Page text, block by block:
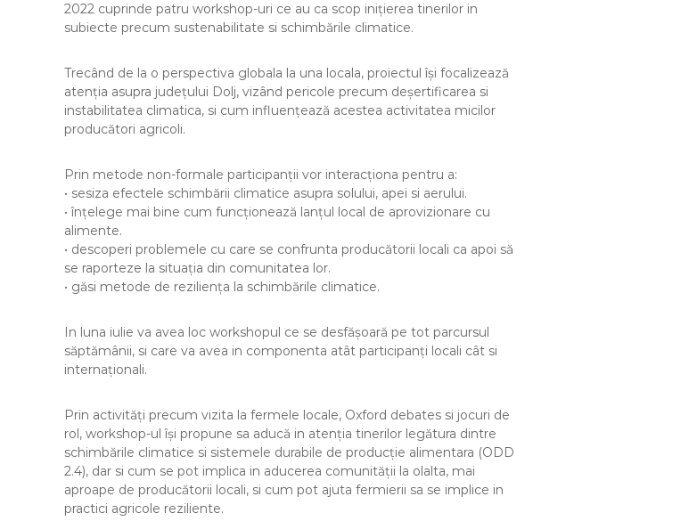
2022 cuprinde patru workshop-uri ce au ca scop inițierea tinerilor in
subiecte precum sustenabilitate si schimbările climatice.
Trecând de la o perspectiva globala la una locala, proiectul își focalizează
atenția asupra județului Dolj, vizând pericole precum deșertificarea si
instabilitatea climatica, si cum influențează acestea activitatea micilor
producători agricoli.
Prin metode non-formale participanții vor interacționa pentru a:
• sesiza efectele schimbării climatice asupra solului, apei si aerului.
• înțelege mai bine cum funcționează lanțul local de aprovizionare cu
alimente.
• descoperi problemele cu care se confrunta producătorii locali ca apoi să
se raporteze la situația din comunitatea lor.
• găsi metode de reziliența la schimbările climatice.
In luna iulie va avea loc workshopul ce se desfășoară pe tot parcursul
săptămânii, si care va avea in componenta atât participanți locali cât si
internaționali.
Prin activități precum vizita la fermele locale, Oxford debates si jocuri de
rol, workshop-ul își propune sa aducă in atenția tinerilor legătura dintre
schimbările climatice si sistemele durabile de producție alimentara (ODD
2.4), dar si cum se pot implica in aducerea comunității la olalta, mai
aproape de producătorii locali, si cum pot ajuta fermierii sa se implice in
practici agricole reziliente.